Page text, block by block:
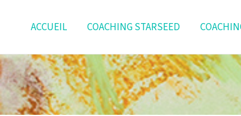
ACCUEIL COACHING STARSEED